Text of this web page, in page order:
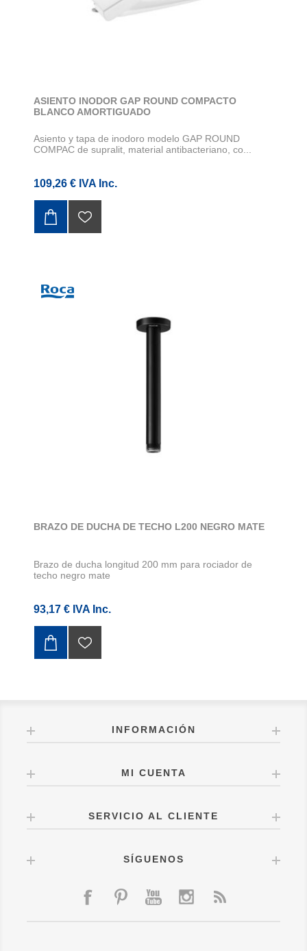
ASIENTO INODOR GAP ROUND COMPACTO
BLANCO AMORTIGUADO
Asiento y tapa de inodoro modelo GAP ROUND
COMPAC de supralit, material antibacteriano, co...
109,26 € IVA Inc.
BRAZO DE DUCHA DE TECHO L200 NEGRO MATE
Brazo de ducha longitud 200 mm para rociador de
techo negro mate
93,17 € IVA Inc.
INFORMACIÓN
MI CUENTA
SERVICIO AL CLIENTE
SÍGUENOS